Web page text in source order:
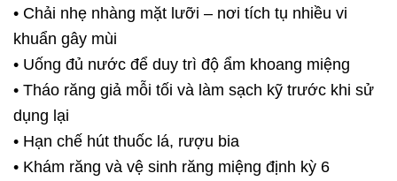
• Chải nhẹ nhàng mặt lưỡi – nơi tích tụ nhiều vi
khuẩn gây mùi
• Uống đủ nước để duy trì độ ẩm khoang miệng
• Tháo răng giả mỗi tối và làm sạch kỹ trước khi sử
dụng lại
• Hạn chế hút thuốc lá, rượu bia
• Khám răng và vệ sinh răng miệng định kỳ 6